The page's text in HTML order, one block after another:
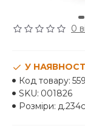
0
У
Код товару:
SKU: 001826
Розміри: